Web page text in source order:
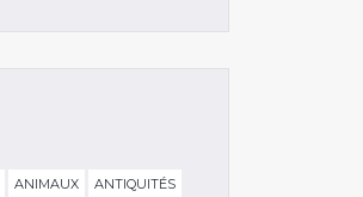
ANIMAUX
ANTIQUITÉS